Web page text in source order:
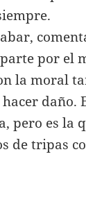
por el
la moral
daño.
pero es la
de tripas